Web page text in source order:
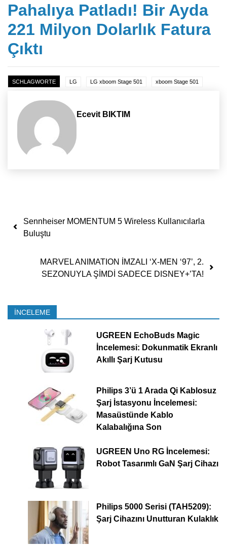
Pahalıya Patladı! Bir Ayda
221 Milyon Dolarlık Fatura
Çıktı
SCHLAGWORTE LG LG xboom Stage 501 xboom Stage 501
Ecevit BIKTIM
Yazı dolaşımı
Sennheiser MOMENTUM 5 Wireless Kullanıcılarla
Buluştu
MARVEL ANIMATION İMZALI ‘X-MEN ‘97’, 2.
SEZONUYLA ŞİMDİ SADECE DISNEY+’TA!
İNCELEME
UGREEN EchoBuds Magic
İncelemesi: Dokunmatik Ekranlı
Akıllı Şarj Kutusu
Philips 3’ü 1 Arada Qi Kablosuz
Şarj İstasyonu İncelemesi:
Masaüstünde Kablo
Kalabalığına Son
UGREEN Uno RG İncelemesi:
Robot Tasarımlı GaN Şarj Cihazı
Philips 5000 Serisi (TAH5209):
Şarj Cihazını Unutturan Kulaklık